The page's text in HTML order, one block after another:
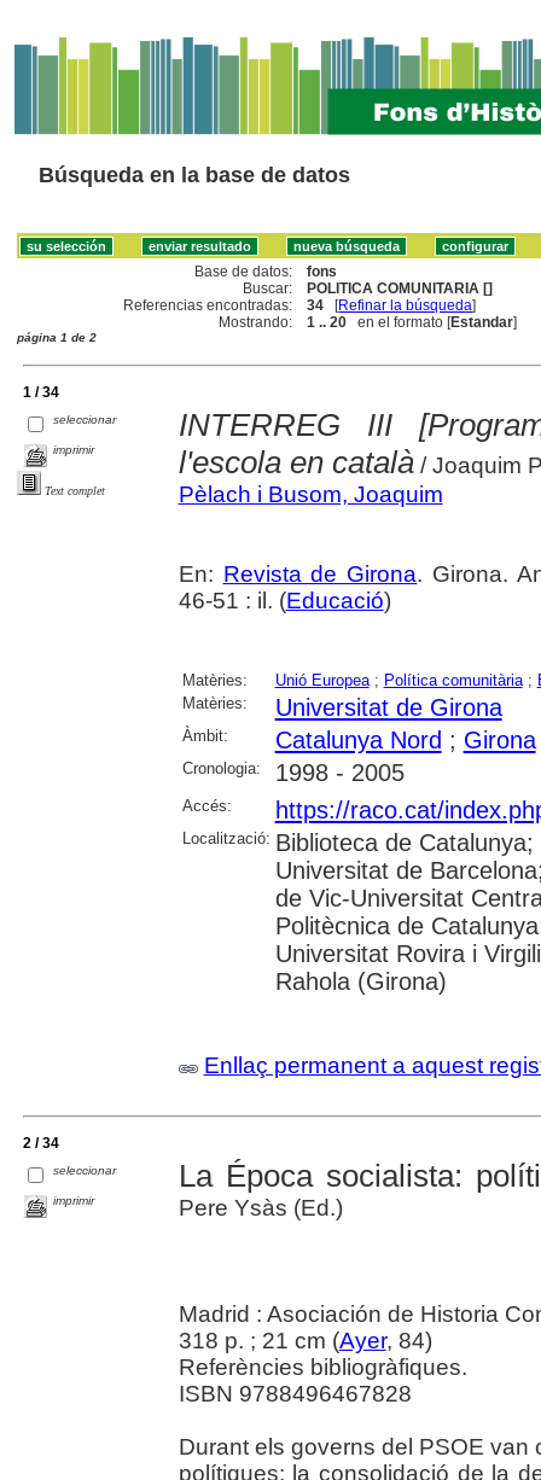
Búsqueda en la base de datos
Base de datos:
fons
Buscar:
POLITICA COMUNITARIA []
Referencias encontradas:
34 [Refinar la búsqueda]
Mostrando:
1 .. 20 en el formato [Estandar]
página 1 de 2
1 / 34
seleccionar
imprimir
Text complet
INTERREG III
l'escola en català/ Joaquim
Pèlach i Busom, Joaquim
En: Revista de Girona. Girona.
46-51 : il. (Educació)
Matèries: Unió Europea; Política comunitària;
Matèries:
Universitat de Girona
Àmbit: Catalunya Nord ; Girona
Cronologia: 1998 - 2005
Accés: https://raco.cat/
Localització: Biblioteca de
Universitat de
de Vic-Universitat
Politècnica de
Universitat Rovira i
Rahola (Girona)
Enllaç permanent a aquest
2 / 34
seleccionar
imprimir
La Época socialista:
Pere Ysàs (Ed.)
Madrid : Asociación de Historia
318 p. ; 21 cm (Ayer, 84)
Referències bibliogràfiques.
ISBN 9788496467828
Durant els governs del PSOE van
polítiques: la consolidació de la